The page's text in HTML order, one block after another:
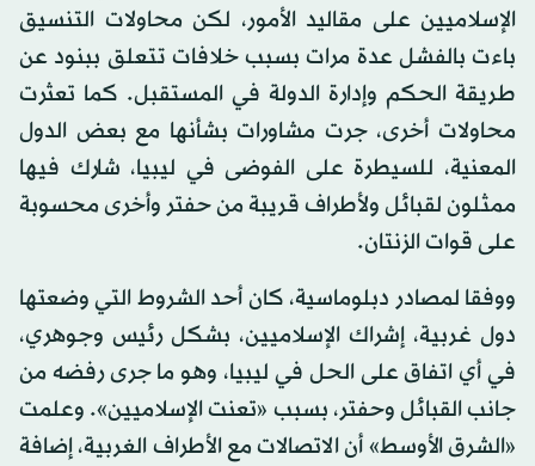
الإسلاميين على مقاليد الأمور، لكن محاولات التنسيق
باءت بالفشل عدة مرات بسبب خلافات تتعلق ببنود عن
طريقة الحكم وإدارة الدولة في المستقبل. كما تعثرت
محاولات أخرى، جرت مشاورات بشأنها مع بعض الدول
المعنية، للسيطرة على الفوضى في ليبيا، شارك فيها
ممثلون لقبائل ولأطراف قريبة من حفتر وأخرى محسوبة
على قوات الزنتان.
ووفقا لمصادر دبلوماسية، كان أحد الشروط التي وضعتها
دول غربية، إشراك الإسلاميين، بشكل رئيس وجوهري،
في أي اتفاق على الحل في ليبيا، وهو ما جرى رفضه من
جانب القبائل وحفتر، بسبب «تعنت الإسلاميين». وعلمت
«الشرق الأوسط» أن الاتصالات مع الأطراف الغربية، إضافة